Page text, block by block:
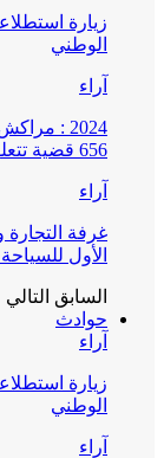
زيارة
الوطني
آراء
2024 :
656 قضية تتعلق بغسيل الأموال
آراء
غرفة
الأول
السابق التالي
حوادث
آراء
زيارة
الوطني
آراء